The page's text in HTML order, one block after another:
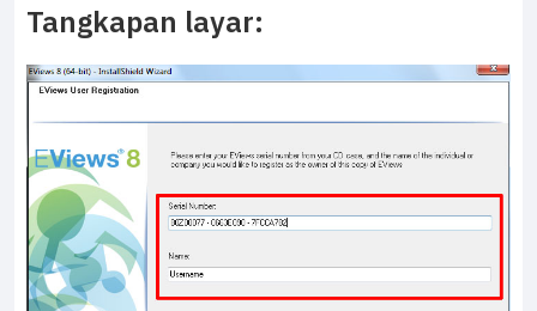
Tangkapan layar: